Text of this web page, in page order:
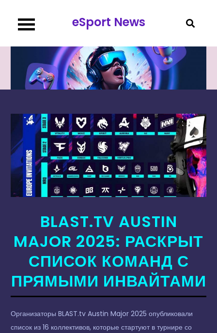
содержимому
eSport News
BLAST.TV AUSTIN
MAJOR 2025: РАСКРЫТ
СПИСОК КОМАНД С
ПРЯМЫМИ ИНВАЙТАМИ
Организаторы BLAST.tv Austin Major 2025 опубликовали
список из 16 коллективов, которые стартуют в турнире со